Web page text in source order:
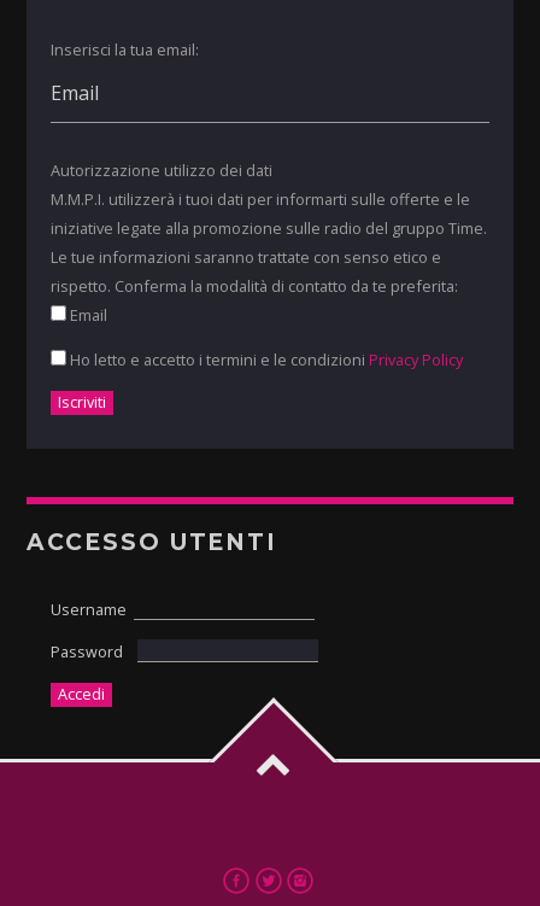
Inserisci la tua email:
Autorizzazione utilizzo dei dati
M.M.P.I. utilizzerà i tuoi dati per informarti sulle offerte e le
iniziative legate alla promozione sulle radio del gruppo Time.
Le tue informazioni saranno trattate con senso etico e
rispetto. Conferma la modalità di contatto da te preferita:
Email
Ho letto e accetto i termini e le condizioni Privacy Policy
ACCESSO UTENTI
Username
Password